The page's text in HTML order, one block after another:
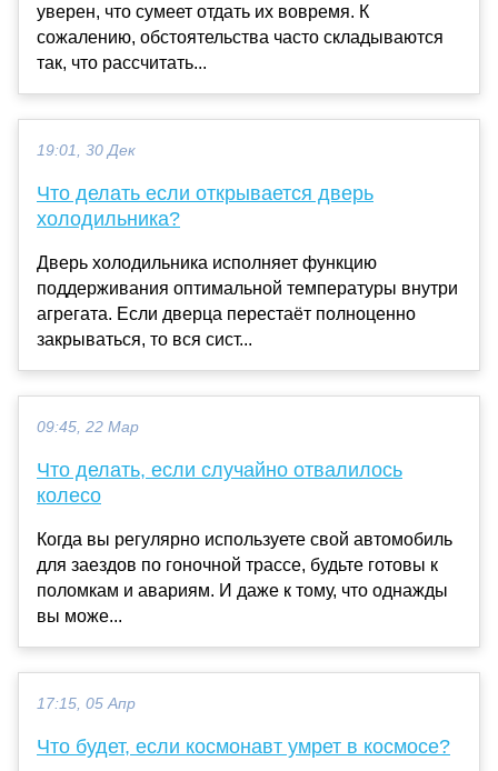
уверен, что сумеет отдать их вовремя. К
сожалению, обстоятельства часто складываются
так, что рассчитать...
19:01, 30 Дек
Что делать если открывается дверь
холодильника?
Дверь холодильника исполняет функцию
поддерживания оптимальной температуры внутри
агрегата. Если дверца перестаёт полноценно
закрываться, то вся сист...
09:45, 22 Мар
Что делать, если случайно отвалилось
колесо
Когда вы регулярно используете свой автомобиль
для заездов по гоночной трассе, будьте готовы к
поломкам и авариям. И даже к тому, что однажды
вы може...
17:15, 05 Апр
Что будет, если космонавт умрет в космосе?